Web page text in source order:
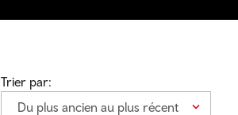
Trier par:
Du plus ancien au plus récent